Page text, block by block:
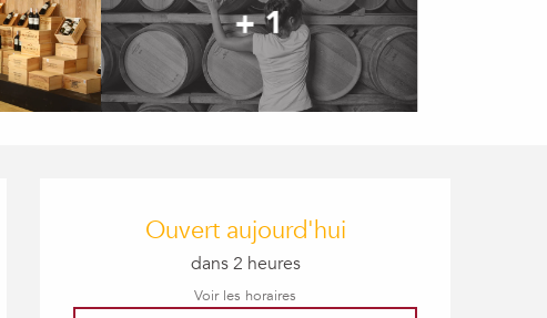
+ 1
Ouverture et
Ouvert aujourd'hui
dans 2 heures
Voir les horaires